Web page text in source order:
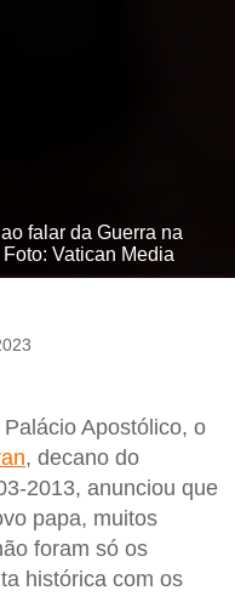
falar da Guerra na
Vatican Media
Apostólico, o
, decano do
2013, anunciou que
papa, muitos
foram só os
histórica com os